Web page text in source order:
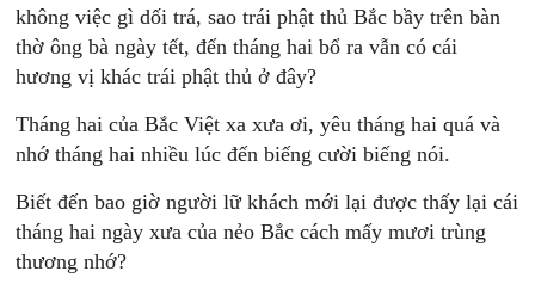
không việc gì dối trá, sao trái phật thủ Bắc bầy trên bàn
thờ ông bà ngày tết, đến tháng hai bổ ra vẫn có cái
hương vị khác trái phật thủ ở đây?
Tháng hai của Bắc Việt xa xưa ơi, yêu tháng hai quá và
nhớ tháng hai nhiều lúc đến biếng cười biếng nói.
Biết đến bao giờ người lữ khách mới lại được thấy lại cái
tháng hai ngày xưa của nẻo Bắc cách mấy mươi trùng
thương nhớ?